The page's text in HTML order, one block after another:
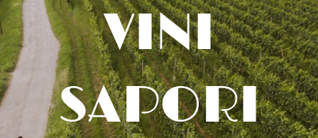
VINI
SAPORI